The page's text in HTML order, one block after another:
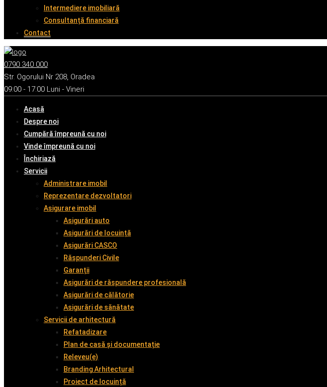
Intermediere imobiliară
Consultanță financiară
Contact
0790 340 000
Str. Ogorului Nr 208, Oradea
09:00 - 17:00 Luni - Vineri
Acasă
Despre noi
Cumpără împreună cu noi
Vinde împreună cu noi
Închiriază
Servicii
Administrare imobil
Reprezentare dezvoltatori
Asigurare imobil
Asigurări auto
Asigurări de locuință
Asigurări CASCO
Răspunderi Civile
Garanții
Asigurări de răspundere profesională
Asigurări de călătorie
Asigurări de sănătate
Servicii de arhitectură
Refatadizare
Plan de casă și documentație
Releveu(e)
Branding Arhitectural
Proiect de locuință